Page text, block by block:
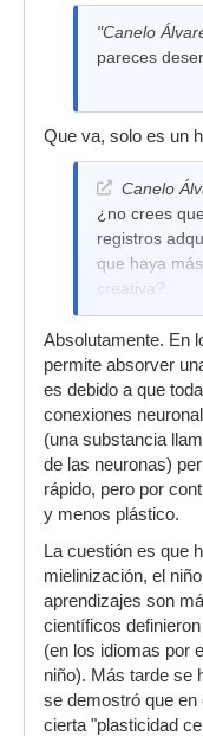
"Canelo
pareces
Que va, solo es un
Canelo
¿no crees
registros
que haya
creativa?
Absolutamente. En
permite absorver
es debido a que
conexiones
(una substancia
de las neuronas)
rápido, pero por
y menos plástico.
La cuestión es que
mielinización, el
aprendizajes son
científicos
(en los idiomas por
niño). Más tarde se
se demostró que
cierta "plasticidad